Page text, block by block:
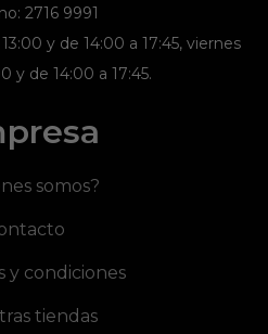
2716 9991
y de 14:00 a 17:45, viernes
y de 14:00 a 17:45.
somos?
y condiciones
tiendas